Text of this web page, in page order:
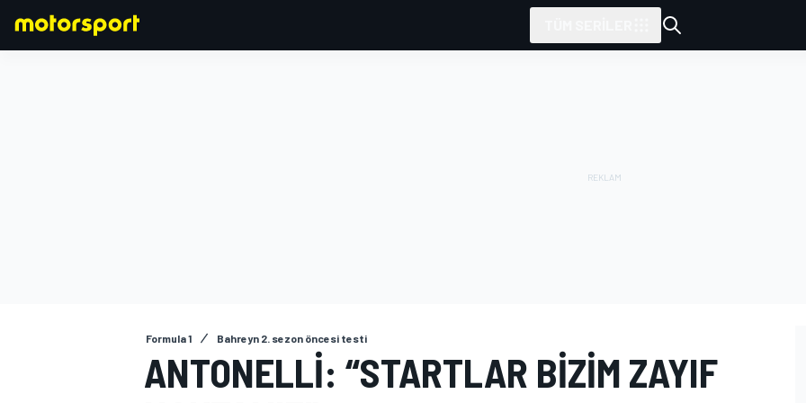
Formula 1 Bahreyn 2. sezon öncesi testi
ANTONELLI: “STARTLAR BIZIM ZAYIF